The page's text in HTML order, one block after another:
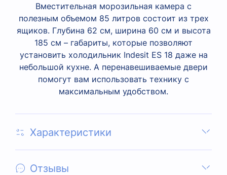
Вместительная морозильная камера с
полезным объемом 85 литров состоит из трех
ящиков. Глубина 62 см, ширина 60 см и высота
185 см – габариты, которые позволяют
установить холодильник Indesit ES 18 даже на
небольшой кухне. А перенавешиваемые двери
помогут вам использовать технику с
максимальным удобством.
Характеристики
Отзывы